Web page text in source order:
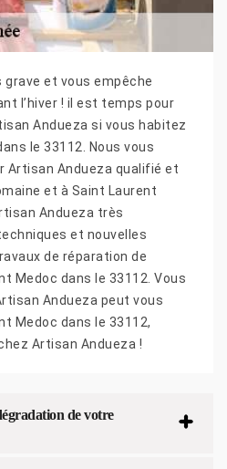
et vous empêche
l’hiver ! il est temps pour
Andueza si vous habitez
le 33112. Nous vous
Artisan Andueza qualifié et
et à Saint Laurent
Andueza très
et nouvelles
de réparation de
Medoc dans le 33112. Vous
Andueza peut vous
Medoc dans le 33112,
Artisan Andueza !
de votre